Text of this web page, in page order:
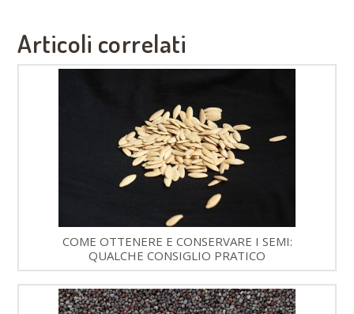
Articoli correlati
COME OTTENERE E CONSERVARE I SEMI:
QUALCHE CONSIGLIO PRATICO